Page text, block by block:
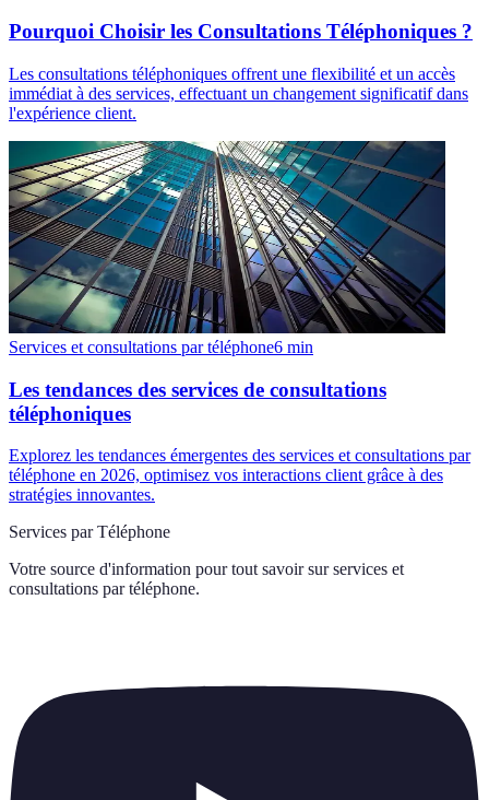
Pourquoi Choisir les Consultations Téléphoniques ?
Les consultations téléphoniques offrent une flexibilité et un accès
immédiat à des services, effectuant un changement significatif dans
l'expérience client.
Services et consultations par téléphone6 min
Les tendances des services de consultations
téléphoniques
Explorez les tendances émergentes des services et consultations par
téléphone en 2026, optimisez vos interactions client grâce à des
stratégies innovantes.
Services par Téléphone
Votre source d'information pour tout savoir sur services et
consultations par téléphone.